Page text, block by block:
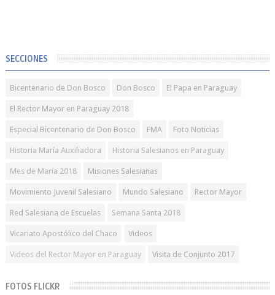
SECCIONES
Bicentenario de Don Bosco Don Bosco El Papa en Paraguay
El Rector Mayor en Paraguay 2018
Especial Bicentenario de Don Bosco FMA Foto Noticias
Historia María Auxiliadora Historia Salesianos en Paraguay
Mes de María 2018 Misiones Salesianas
Movimiento Juvenil Salesiano Mundo Salesiano Rector Mayor
Red Salesiana de Escuelas Semana Santa 2018
Vicariato Apostólico del Chaco Videos
Videos del Rector Mayor en Paraguay Visita de Conjunto 2017
FOTOS FLICKR